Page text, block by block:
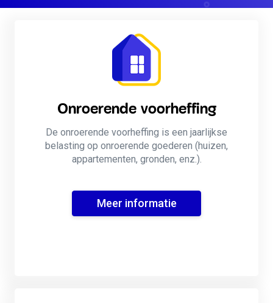
Onroerende voorheffing
De onroerende voorheffing is een jaarlijkse
belasting op onroerende goederen (huizen,
appartementen, gronden, enz.).
Meer informatie